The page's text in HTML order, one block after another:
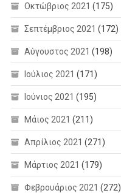
Οκτώβριος 2021 (175)
Σεπτέμβριος 2021 (172)
Αύγουστος 2021 (198)
Ιούλιος 2021 (171)
Ιούνιος 2021 (195)
Μάιος 2021 (211)
Απρίλιος 2021 (271)
Μάρτιος 2021 (179)
Φεβρουάριος 2021 (272)